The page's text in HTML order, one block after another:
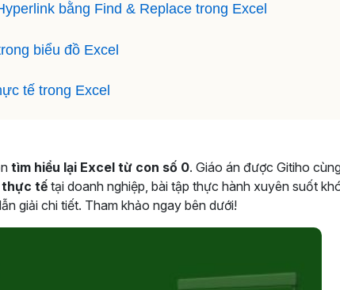
bằng Find & Replace trong Excel
biểu đồ Excel
tế trong Excel
tìm hiểu lại Excel từ con số 0. Giáo án được Gitiho
thực tếtại doanh nghiệp, bài tập thực hành xuyên suốt
giải chi tiết. Tham khảo ngay bên dưới!